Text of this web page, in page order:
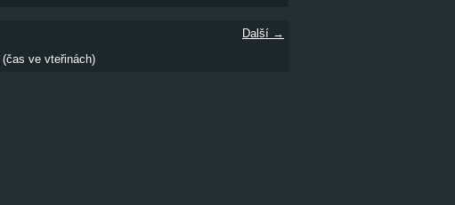
Další →
(čas ve vteřinách)